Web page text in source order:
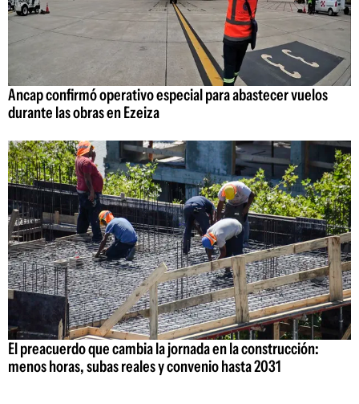
Ancap confirmó operativo especial para abastecer vuelos
durante las obras en Ezeiza
El preacuerdo que cambia la jornada en la construcción:
menos horas, subas reales y convenio hasta 2031